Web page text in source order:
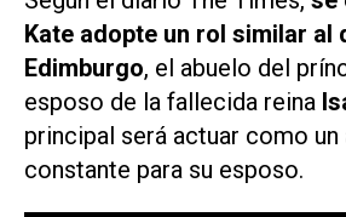
Kate adopte un rol similar al
Edimburgo, el abuelo del
esposo de la fallecida reina
principal será actuar como un
constante para su esposo.